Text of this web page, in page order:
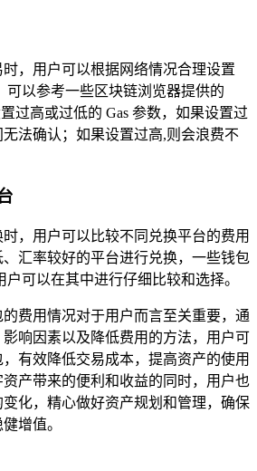
，用户可以根据网络情况合理设置
可以参考一些区块链浏览器提供的
过高或过低的 Gas 参数，如果设置过
法确认；如果设置过高,则会浪费不
，用户可以比较不同兑换平台的费用
汇率较好的平台进行兑换，一些钱包
可以在其中进行仔细比较和选择。
的费用情况对于用户而言至关重要，通
响因素以及降低费用的方法，用户可
有效降低交易成本，提高资产的使用
产带来的便利和收益的同时，用户也
化，精心做好资产规划和管理，确保
增值。